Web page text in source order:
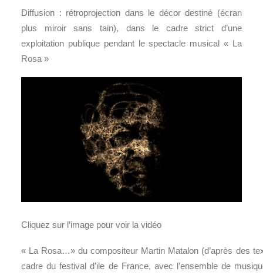
Diffusion : rétroprojection dans le décor destiné (écran
plus miroir sans tain), dans le cadre strict d’une
exploitation publique pendant le spectacle musical « La
Rosa »
Cliquez sur l’image pour voir la vidéo
« La Rosa…» du compositeur Martin Matalon (d’après des
cadre du festival d’ile de France, avec l’ensemble de